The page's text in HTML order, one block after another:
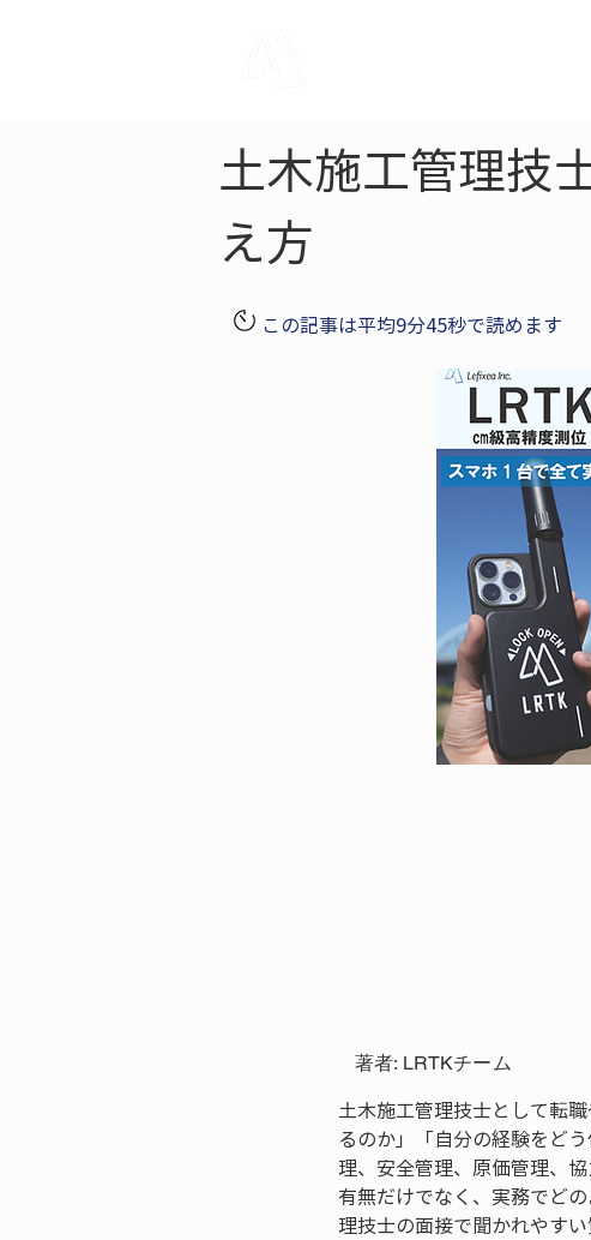
土木施工管理技
え方
この記事は平均9分45秒で読めます
著者: LRTKチーム
土木施工管理技士として転
るのか」「自分の経験をど
理、安全管理、原価管理、
有無だけでなく、実務でど
理技士の面接で聞かれやす